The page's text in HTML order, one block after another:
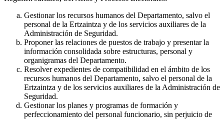
Gestionar los recursos humanos del Departamento, salvo el
personal de la Ertzaintza y de los servicios auxiliares de la
Administración de Seguridad.
Proponer las relaciones de puestos de trabajo y presentar la
información consolidada sobre estructuras, personal y
organigramas del Departamento.
Resolver expedientes de compatibilidad en el ámbito de los
recursos humanos del Departamento, salvo el personal de la
Ertzaintza y de los servicios auxiliares de la Administración de
Seguridad.
Gestionar los planes y programas de formación y
perfeccionamiento del personal funcionario, sin perjuicio de